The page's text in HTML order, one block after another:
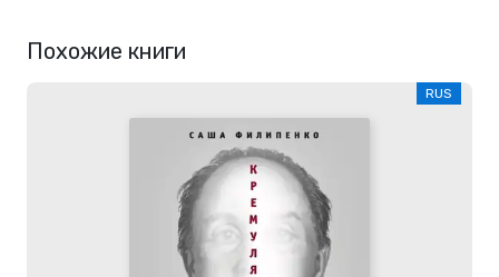
Похожие книги
RUS